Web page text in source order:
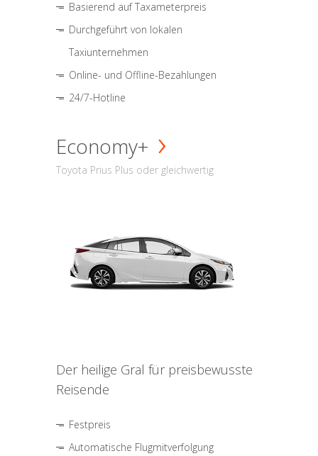
Basierend auf Taxameterpreis
Durchgeführt von lokalen
Taxiunternehmen
Online- und Offline-Bezahlungen
24/7-Hotline
Economy+
Toyota Prius Plus oder gleichwertig
Der heilige Gral für preisbewusste
Reisende
Festpreis
Automatische Flugmitverfolgung